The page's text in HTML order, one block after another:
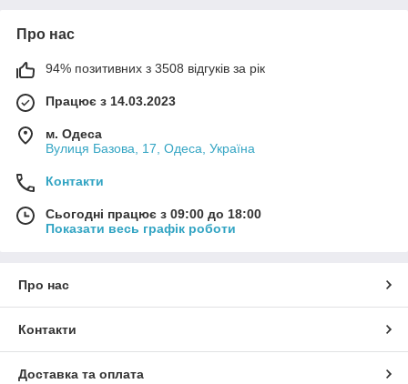
Про нас
94% позитивних з 3508 відгуків за рік
Працює з 14.03.2023
м. Одеса
Вулиця Базова, 17, Одеса, Україна
Контакти
Сьогодні працює з 09:00 до 18:00
Показати весь графік роботи
Про нас
Контакти
Доставка та оплата